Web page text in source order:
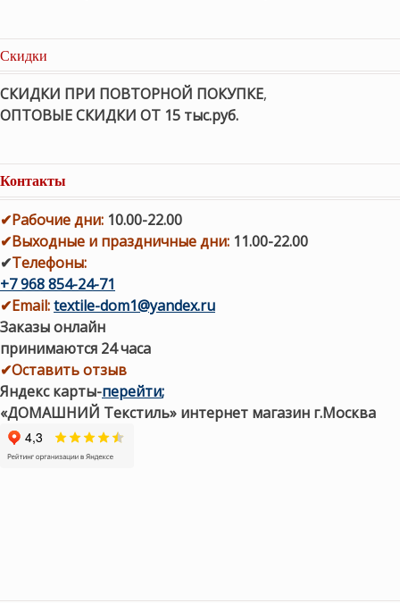
Скидки
СКИДКИ ПРИ ПОВТОРНОЙ ПОКУПКЕ,
ОПТОВЫЕ СКИДКИ ОТ 15 тыс.руб.
Контакты
✔Рабочие дни: 10.00-22.00
✔Выходные и праздничные дни: 11.00-22.00
✔Телефоны:
+7 968 854-24-71
✔Email:textile-dom1@yandex.ru
Заказы онлайн
принимаются 24 часа
✔Оставить отзыв
Яндекс карты-перейти;
«ДОМАШНИЙ Текстиль» интернет магазин г.Москва